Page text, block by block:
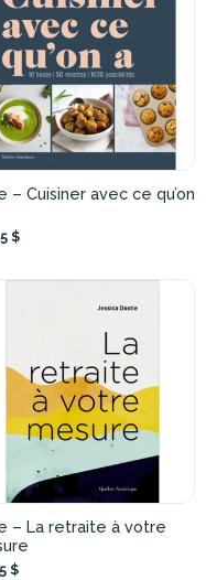
– Cuisiner avec ce qu’on
$
– La retraite à votre
$